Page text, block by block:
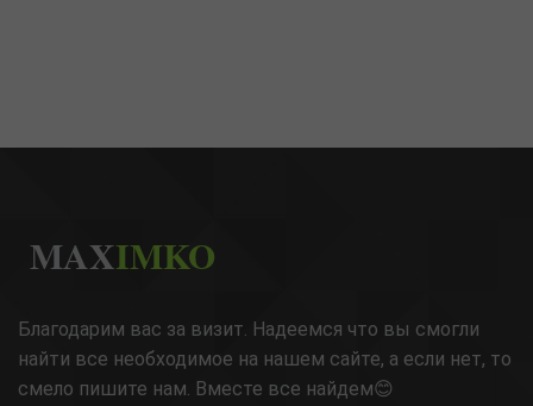
MAXIMKO
Благодарим вас за визит. Надеемся что вы смогли
найти все необходимое на нашем сайте, а если нет, то
смело пишите нам. Вместе все найдем😊